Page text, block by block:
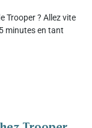
Trooper ? Allez vite
minutes en tant